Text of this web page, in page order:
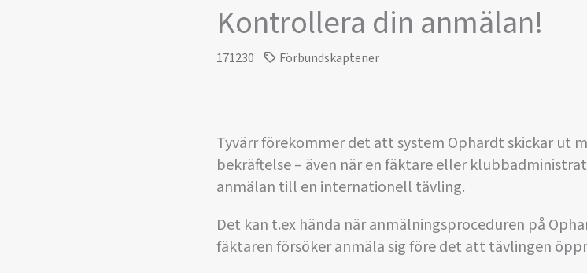
Kontrollera din anmälan!
171230 Förbundskaptener
Tyvärr förekommer det att system Ophardt skickar ut
bekräftelse – även när en fäktare eller
anmälan till en internationell tävling.
Det kan t.ex hända när anmälningsproceduren på
fäktaren försöker anmäla sig före det att tävlingen